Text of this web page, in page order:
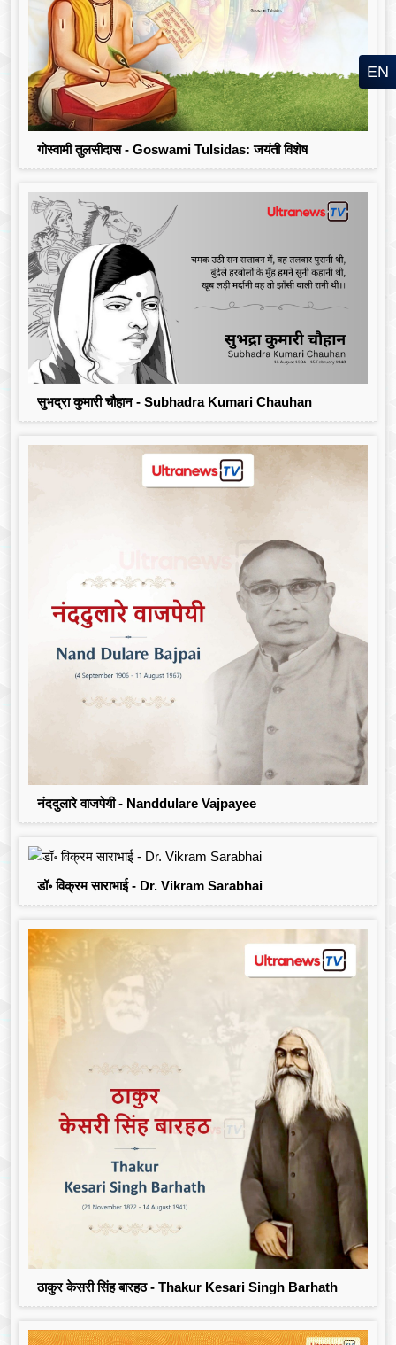
गोस्वामी तुलसीदास - Goswami Tulsidas: जयंती विशेष
सुभद्रा कुमारी चौहान - Subhadra Kumari Chauhan
नंददुलारे वाजपेयी - Nanddulare Vajpayee
डॉ॰ विक्रम साराभाई - Dr. Vikram Sarabhai
ठाकुर केसरी सिंह बारहठ - Thakur Kesari Singh Barhath
EN